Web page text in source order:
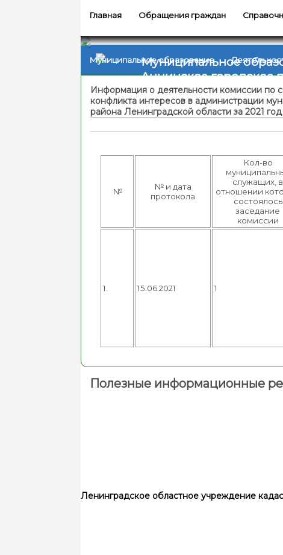
Главная Обращения граждан
Муниципальное
Аннинское городское
Муниципальное образование
Информация о деятельности комиссии
конфликта интересов в администрации
района Ленинградской области за 2021 год
№
№ и дата
протокола
Кол-во
служащих, в
отношении
состоялось
заседание
комиссии
1. 15.06.2021 1
Полезные информационные
Ленинградское областное учреждение